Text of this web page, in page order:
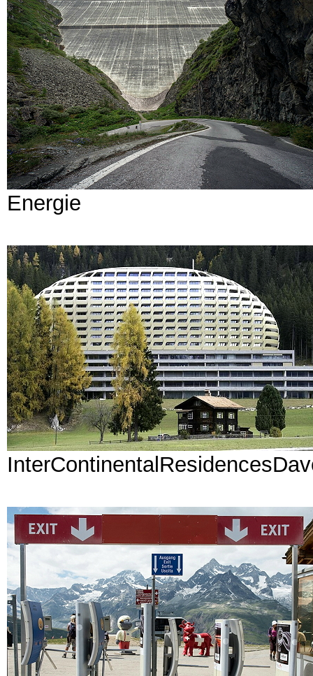
Energie